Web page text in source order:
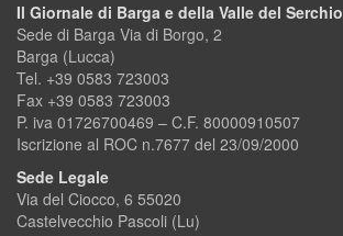
Il Giornale di Barga e della Valle del Serchio
Sede di Barga Via di Borgo, 2
Barga (Lucca)
Tel. +39 0583 723003
Fax +39 0583 723003
P. iva 01726700469 – C.F. 80000910507
Iscrizione al ROC n.7677 del 23/09/2000
Sede Legale
Via del Ciocco, 6 55020
Castelvecchio Pascoli (Lu)